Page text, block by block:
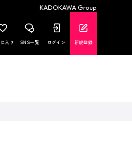
KADOKAWA Group
入り SNS一覧 ログイン 新規登録